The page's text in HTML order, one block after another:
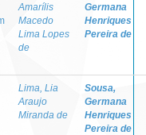
Amarílis
Macedo
Lima Lopes
de
Germana
Henriques
Pereira de
Lima, Lia
Araujo
Miranda de
Sousa,
Germana
Henriques
Pereira de